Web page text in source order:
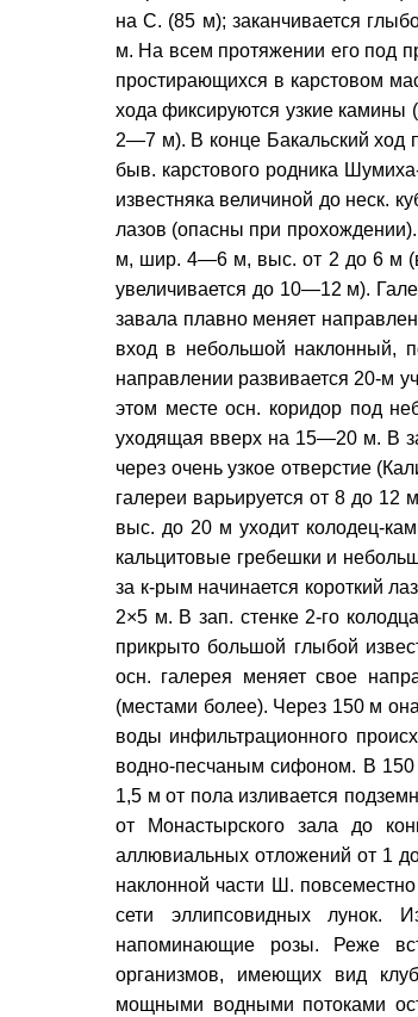
на С. (85 м); заканчивается
м. На всем протяжении его под
простирающихся в карстовом
хода фиксируются узкие
2—7 м). В конце Бакальский ход
быв. карстового родника
известняка величиной до неск.
лазов (опасны при
м, шир. 4—6 м, выс. от 2 до 6 м (в
увеличивается до 10—12 м).
завала плавно меняет
вход в небольшой наклонный,
направлении развивается 20-м
этом месте осн. коридор под
уходящая вверх на 15—20 м. В
через очень узкое отверстие
галереи варьируется от 8 до
выс. до 20 м уходит колодец-
кальцитовые гребешки и
за к-рым начинается короткий
2×5 м. В зап. стенке 2-го
прикрыто большой глыбой
осн. галерея меняет свое
(местами более). Через 150 м
воды инфильтрационного
водно-песчаным сифоном. В 150
1,5 м от пола изливается
от Монастырского зала до
аллювиальных отложений от 1
наклонной части Ш.
сети эллипсовидных лунок.
напоминающие розы. Реже
организмов, имеющих вид
мощными водными потоками